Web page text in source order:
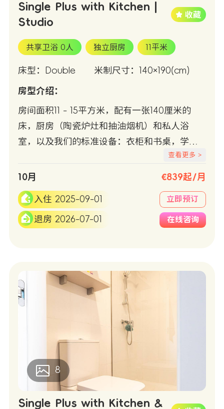
Single Plus with Kitchen |
Studio
共享卫浴 0人 独立厨房 11平米
床型：Double 米制尺寸：140×190(cm)
房型介绍：
房间面积11 - 15平方米，配有一张140厘米的
床，厨房（陶瓷炉灶和抽油烟机）和私人浴
室，以及我们的标准设备：衣柜和书桌，学习
椅，冷/热空调，Wifi +有线互联网接入，冰箱
和微波炉。
查看更多 >
10月 €839起/月
入住 2025-09-01
退房 2026-07-01
立即预订
在线咨询
8
Single Plus with Kitchen &